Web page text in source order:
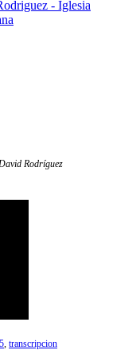
Rodríguez
transcripcion